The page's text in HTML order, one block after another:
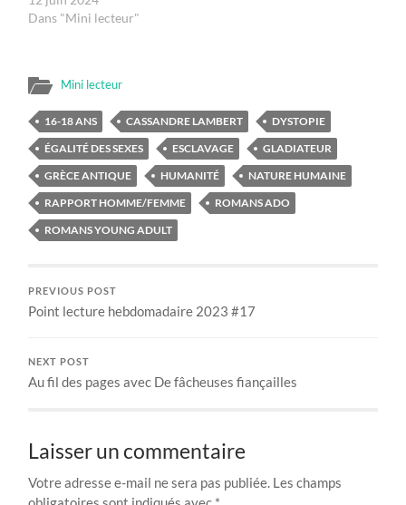
Dans "Mini lecteur"
Mini lecteur
16-18 ANS CASSANDRE LAMBERT
DYSTOPIE
ÉGALITÉ DES SEXES
ESCLAVAGE
GLADIATEUR
GRÈCE ANTIQUE
HUMANITÉ
NATURE HUMAINE
RAPPORT HOMME/FEMME
ROMANS ADO
ROMANS YOUNG ADULT
PREVIOUS POST
Point lecture hebdomadaire 2023 #17
NEXT POST
Au fil des pages avec De fâcheuses fiançailles
Laisser un commentaire
Votre adresse e-mail ne sera pas publiée. Les champs